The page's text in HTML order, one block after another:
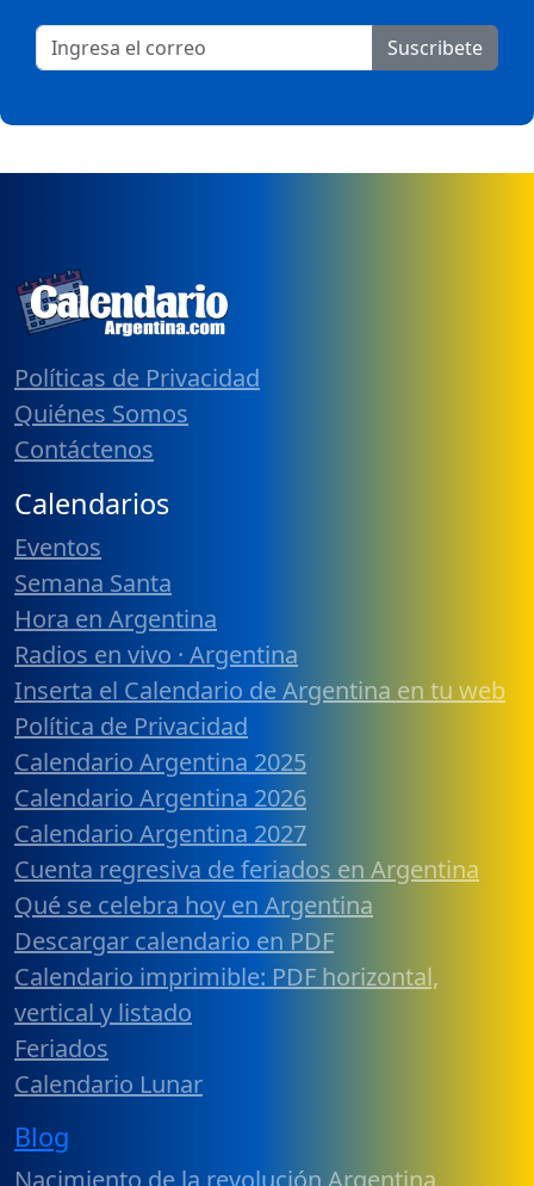
Suscribete
Políticas de Privacidad
Quiénes Somos
Contáctenos
Calendarios
Eventos
Semana Santa
Hora en Argentina
Radios en vivo · Argentina
Inserta el Calendario de Argentina en tu web
Política de Privacidad
Calendario Argentina 2025
Calendario Argentina 2026
Calendario Argentina 2027
Cuenta regresiva de feriados en Argentina
Qué se celebra hoy en Argentina
Descargar calendario en PDF
Calendario imprimible: PDF horizontal,
vertical y listado
Feriados
Calendario Lunar
Blog